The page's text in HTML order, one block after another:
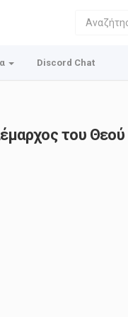
Discord Chat
του Θεού